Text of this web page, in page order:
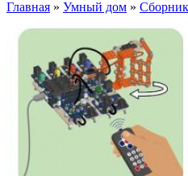
Главная » Умный дом »